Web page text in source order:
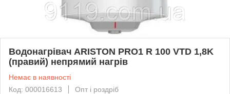
Водонагрівач ARISTON PRO1 R 100 VTD 1,8K
(правий) непрямий нагрiв
Немає в наявності
Код: 000016613
Опт і роздріб